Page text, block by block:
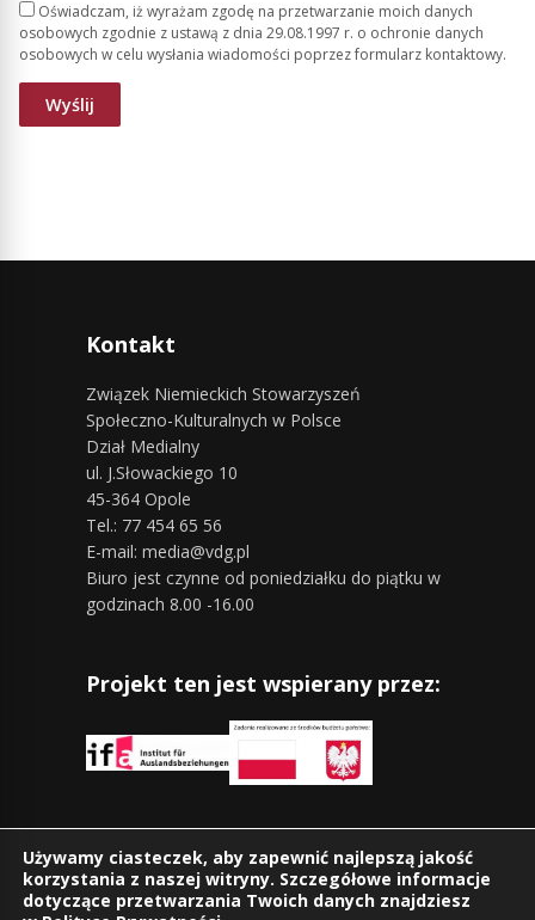
Oświadczam, iż wyrażam zgodę na przetwarzanie moich danych
osobowych zgodnie z ustawą z dnia 29.08.1997 r. o ochronie danych
osobowych w celu wysłania wiadomości poprzez formularz kontaktowy.
Kontakt
Związek Niemieckich Stowarzyszeń
Społeczno-Kulturalnych w Polsce
Dział Medialny
ul. J.Słowackiego 10
45-364 Opole
Tel.: 77 454 65 56
E-mail: media@vdg.pl
Biuro jest czynne od poniedziałku do piątku w
godzinach 8.00 -16.00
Projekt ten jest wspierany przez:
Znajdziesz nas również na:
Używamy ciasteczek, aby zapewnić najlepszą jakość
korzystania z naszej witryny. Szczegółowe informacje
dotyczące przetwarzania Twoich danych znajdziesz